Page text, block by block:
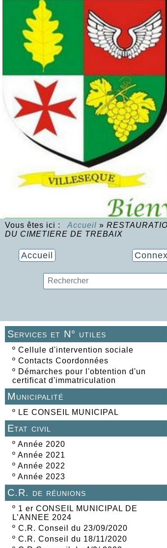
Vous êtes ici : Accueil »
DU CIMETIERE DE TREBAIX
Accueil
Services et N° utiles
º Cellule d'intervention sociale
º Contacts Coordonnées
º Démarches pour l'obtention d'un
certificat d'immatriculation
Municipalité
º LE CONSEIL MUNICIPAL
Etat civil
º Année 2020
º Année 2021
º Année 2022
º Année 2023
C.R. de réunions
º 1 er CONSEIL MUNICIPAL DE
L’ANNEE 2024
º C.R. Conseil du 23/09/2020
º C.R. Conseil du 18/11/2020